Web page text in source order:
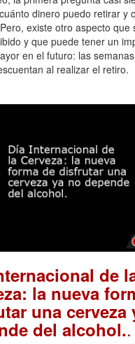
dinero puedo retirar y
existe otro aspecto que
y que puede tener un
en el futuro: las
al realizar el retiro.
de
la nueva
una cerveza
del alcohol..